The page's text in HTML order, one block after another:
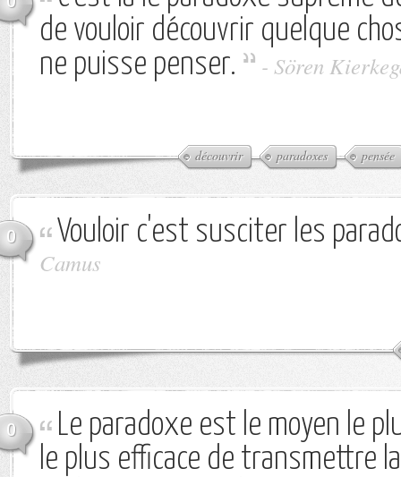
de vouloir découvrir quelque
ne puisse penser.
- Sören
découvrir paradoxes pensée
0 Vouloir c'est susciter les
Camus
0
Le paradoxe est le moyen le
le plus efficace de transmettre